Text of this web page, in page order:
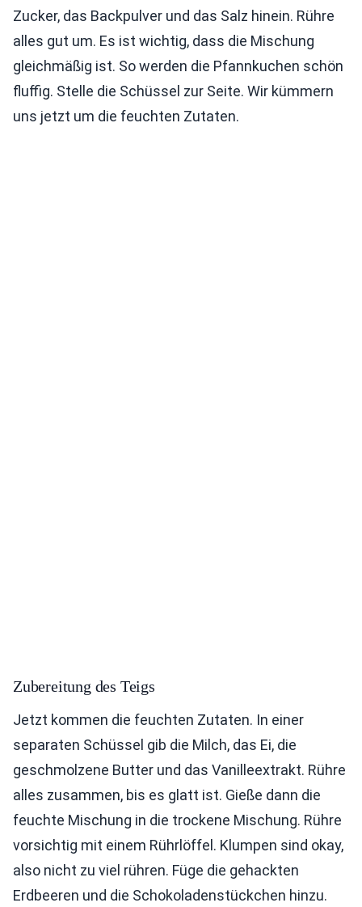
Zucker, das Backpulver und das Salz hinein. Rühre
alles gut um. Es ist wichtig, dass die Mischung
gleichmäßig ist. So werden die Pfannkuchen schön
fluffig. Stelle die Schüssel zur Seite. Wir kümmern
uns jetzt um die feuchten Zutaten.
Zubereitung des Teigs
Jetzt kommen die feuchten Zutaten. In einer
separaten Schüssel gib die Milch, das Ei, die
geschmolzene Butter und das Vanilleextrakt. Rühre
alles zusammen, bis es glatt ist. Gieße dann die
feuchte Mischung in die trockene Mischung. Rühre
vorsichtig mit einem Rührlöffel. Klumpen sind okay,
also nicht zu viel rühren. Füge die gehackten
Erdbeeren und die Schokoladenstückchen hinzu.